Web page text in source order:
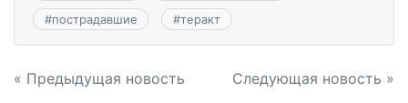
#пострадавшие #теракт
Навигация
« Предыдущая новость Следующая новость »